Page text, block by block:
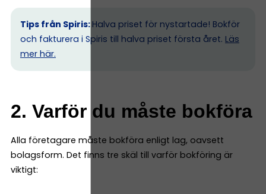
Tips från Spiris: Halva priset för nystartade! Bokför
och fakturera i Spiris till halva priset första året. Läs
mer här.
2. Varför du måste bokföra
Alla företagare måste bokföra enligt lag, oavsett
bolagsform. Det finns tre skäl till varför bokföring är
viktigt: